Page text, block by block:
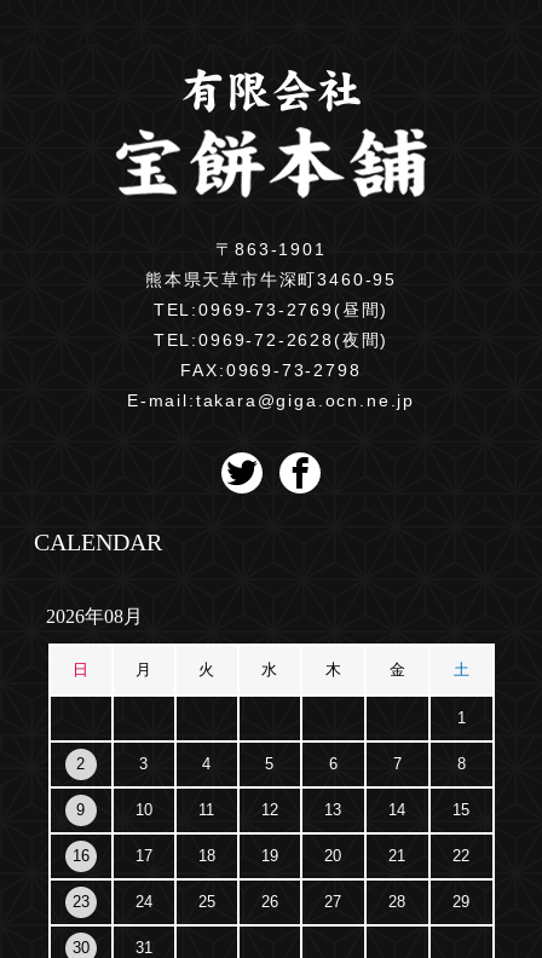
〒863-1901
熊本県天草市牛深町3460-95
TEL:0969-73-2769(昼間)
TEL:0969-72-2628(夜間)
FAX:0969-73-2798
E-mail:takara@giga.ocn.ne.jp
CALENDAR
2026年08月
日 月 火 水 木 金 土
1
2 3 4 5 6 7 8
9 10 11 12 13 14 15
16 17 18 19 20 21 22
23 24 25 26 27 28 29
30 31